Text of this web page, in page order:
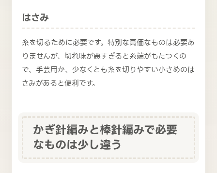
はさみ
糸を切るために必要です。特別な高価なものは必要あ
りませんが、切れ味が悪すぎると糸端がもたつくの
で、手芸用か、少なくとも糸を切りやすい小さめのは
さみがあると便利です。
かぎ針編みと棒針編みで必要
なものは少し違う